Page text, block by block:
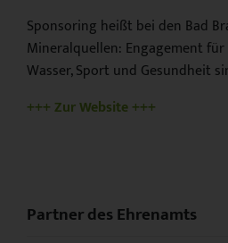
Sponsoring heißt bei den Bad
Mineralquellen: Engagement für
Wasser, Sport und Gesundheit
+++ Zur Website +++
Partner des Ehrenamts